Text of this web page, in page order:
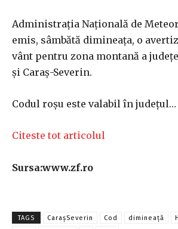
Administraţia Naţională de
emis, sâmbătă dimineaţa, o
vânt pentru zona montană a
şi Caraş-Severin.
Codul roşu este valabil în judeţul…
Citeste tot articolul
Sursa:www.zf.ro
TAGS CaraşSeverin Cod dimineață